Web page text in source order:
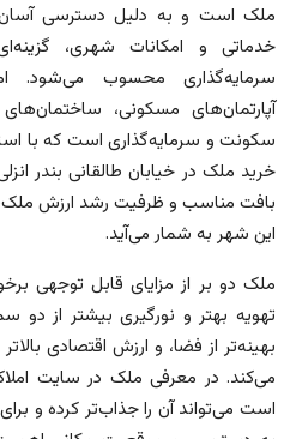
ملک است و به دلیل دسترسی آسان
خدماتی و امکانات شهری،
سرمایه‌گذاری محسوب می‌شود.
آپارتمان‌های مسکونی،
سکونت و سرمایه‌گذاری است که با
خرید ملک در خیابان طالقانی بندر
بافت مناسب و ظرفیت رشد ارزش ملک،
این شهر به شمار می‌آید.
ملک دو بر از مزایای قابل توجهی
تهویه بهتر و نورگیری بیشتر از دو
بهینه‌تر از فضا، و ارزش اقتصادی
می‌کند. در معرفی ملک در سایت
است می‌تواند آن را جذاب‌تر کرده و برای